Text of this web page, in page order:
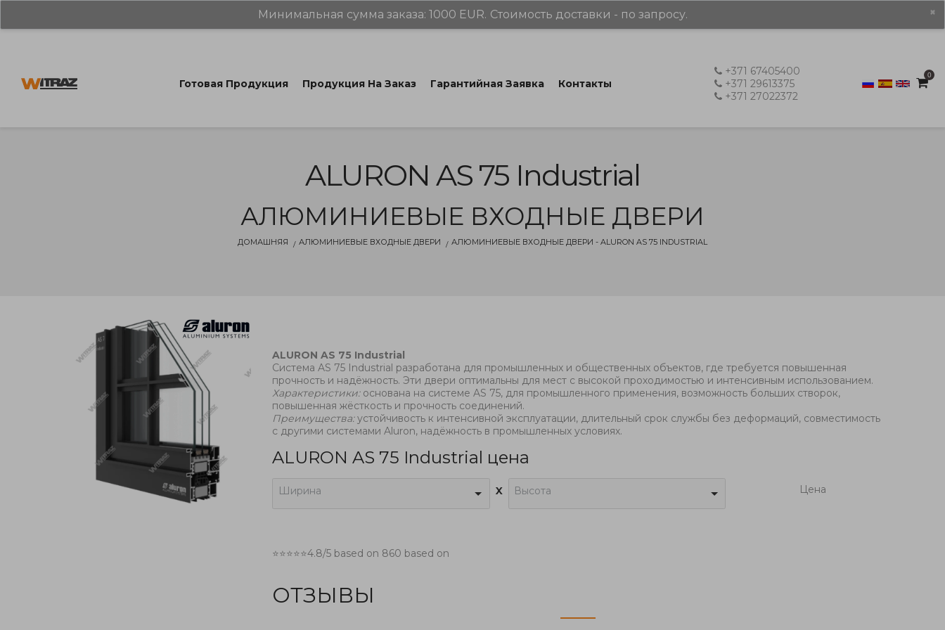
Минимальная сумма заказа: 1000 EUR. Стоимость доставки - по запросу. ×
Готовая Продукция Продукция На Заказ Гарантийная Заявка Контакты
+371 67405400
+371 29613375
+371 27022372
0
ALURON AS 75 Industrial
АЛЮМИНИЕВЫЕ ВХОДНЫЕ ДВЕРИ
ДОМАШНЯЯ АЛЮМИНИЕВЫЕ ВХОДНЫЕ ДВЕРИ АЛЮМИНИЕВЫЕ ВХОДНЫЕ ДВЕРИ - ALURON AS 75 INDUSTRIAL
ALURON AS 75 Industrial
Система AS 75 Industrial разработана для промышленных и общественных объектов, где требуется повышенная
прочность и надёжность. Эти двери оптимальны для мест с высокой проходимостью и интенсивным использованием.
Характеристики:основана на системе AS 75, для промышленного применения, возможность больших створок,
повышенная жёсткость и прочность соединений.
Преимущества:устойчивость к интенсивной эксплуатации, длительный срок службы без деформаций, совместимость
с другими системами Aluron, надёжность в промышленных условиях.
ALURON AS 75 Industrial цена
Ширина x Высота Цена
⭐⭐⭐⭐⭐4.8/5 based on 860 based on
ОТЗЫВЫ